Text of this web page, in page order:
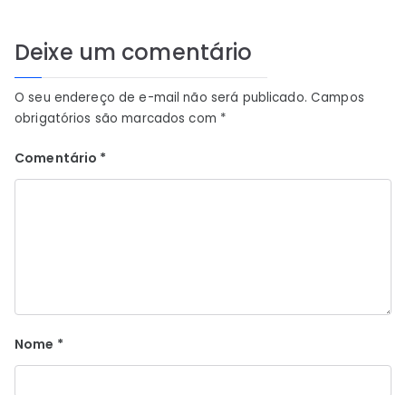
Deixe um comentário
O seu endereço de e-mail não será publicado. Campos
obrigatórios são marcados com *
Comentário *
Nome *